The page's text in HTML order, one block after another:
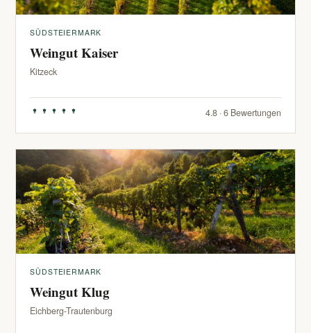
SÜDSTEIERMARK
Weingut Kaiser
Kitzeck
4.8 · 6 Bewertungen
SÜDSTEIERMARK
Weingut Klug
Eichberg-Trautenburg